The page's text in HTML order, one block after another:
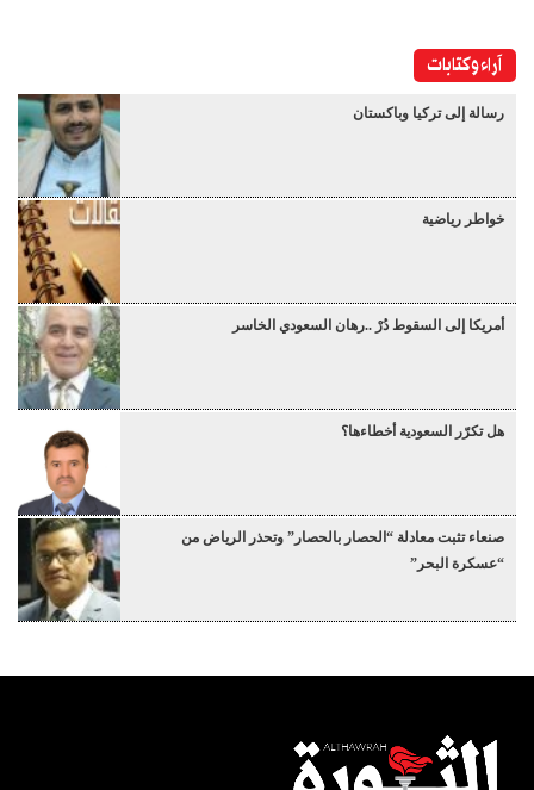
آراء وكتابات
رسالة إلى تركيا وباكستان
خواطر رياضية
أمريكا إلى السقوط دُرْ ..رهان السعودي الخاسر
هل تكرّر السعودية أخطاءها؟
صنعاء تثبت معادلة “الحصار بالحصار” وتحذر الرياض من
“عسكرة البحر”